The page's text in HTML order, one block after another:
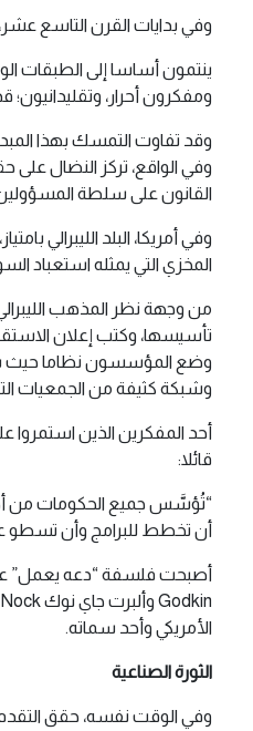
وفي بدايات القرن التاسع عشر،
ينتمون أساسا إلى الطبقات
ومفكرون أحرار،
وقد تفاوت التمسك بهذا
وفي الواقع، تركز النضال على
القانون على سلطة
المخزي التي يمثله استعباد
تأسيسها، وكتب إعلان
وضع المؤسسون نظاما حيث
وشبكة كثيفة من الجمعيات
قائلا:
“تُؤسَّس جميع الحكومات من
أن تخطط للبرامج وأن تسطو
الأمريكي وأحد سماته.
الثورة الصناعية
وفي الوقت نفسه، حقق التقدم